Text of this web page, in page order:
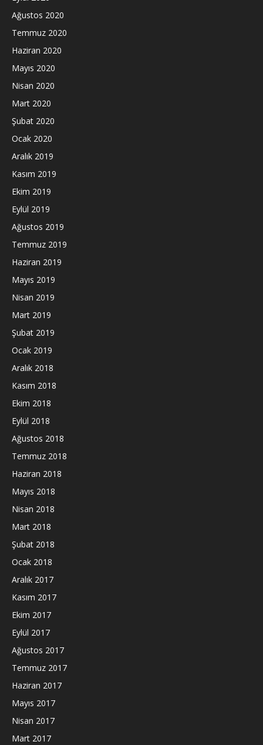
Ağustos 2020
Temmuz 2020
Haziran 2020
Mayıs 2020
Nisan 2020
Mart 2020
Şubat 2020
Ocak 2020
Aralık 2019
Kasım 2019
Ekim 2019
Eylül 2019
Ağustos 2019
Temmuz 2019
Haziran 2019
Mayıs 2019
Nisan 2019
Mart 2019
Şubat 2019
Ocak 2019
Aralık 2018
Kasım 2018
Ekim 2018
Eylül 2018
Ağustos 2018
Temmuz 2018
Haziran 2018
Mayıs 2018
Nisan 2018
Mart 2018
Şubat 2018
Ocak 2018
Aralık 2017
Kasım 2017
Ekim 2017
Eylül 2017
Ağustos 2017
Temmuz 2017
Haziran 2017
Mayıs 2017
Nisan 2017
Mart 2017